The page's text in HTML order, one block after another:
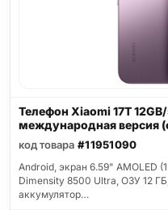
Телефон Xiaomi 17T
международная версия
код товара #11951090
Android, экран 6.59" AMOLED
Dimensity 8500 Ultra, ОЗУ 12
аккумулятор…